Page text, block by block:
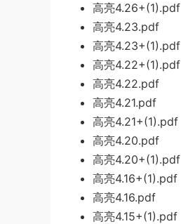
高亮4.26+(1).pdf
高亮4.23.pdf
高亮4.23+(1).pdf
高亮4.22+(1).pdf
高亮4.22.pdf
高亮4.21.pdf
高亮4.21+(1).pdf
高亮4.20.pdf
高亮4.20+(1).pdf
高亮4.16+(1).pdf
高亮4.16.pdf
高亮4.15+(1).pdf